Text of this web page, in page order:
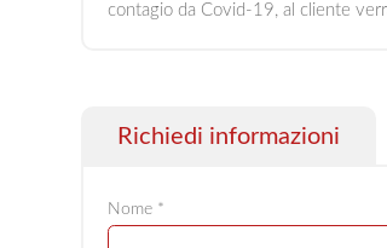
contagio da Covid-19, al cliente
Richiedi informazioni
Nome *